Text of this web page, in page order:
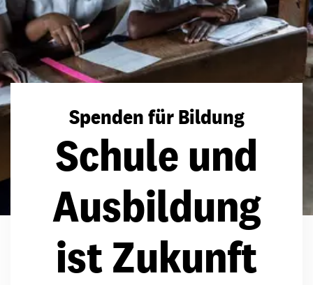
Spenden für Bildung
Schule und
Ausbildung
ist Zukunft